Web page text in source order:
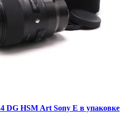
DG HSM Art Sony E в упаковке